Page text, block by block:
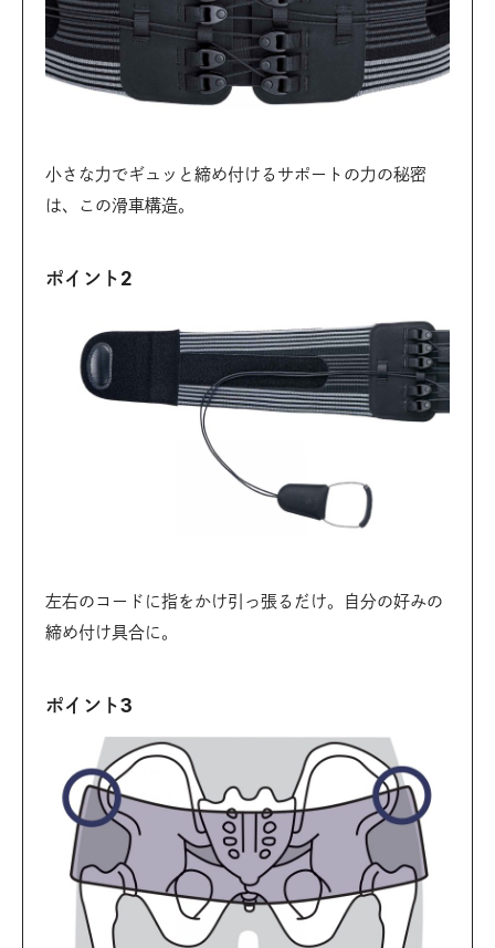
小さな力でギュッと締め付けるサポートの力の秘密
は、この滑車構造。
ポイント2
左右のコードに指をかけ引っ張るだけ。自分の好みの
締め付け具合に。
ポイント3